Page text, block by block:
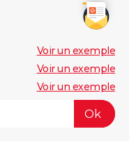
Voir un exemple
Voir un exemple
Voir un exemple